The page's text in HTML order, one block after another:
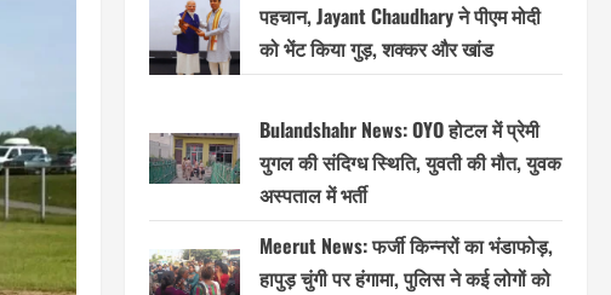
पहचान, Jayant Chaudhary ने पीएम मोदी
को भेंट किया गुड़, शक्कर और खांड
Bulandshahr News: OYO होटल में प्रेमी
युगल की संदिग्ध स्थिति, युवती की मौत, युवक
अस्पताल में भर्ती
Meerut News: फर्जी किन्नरों का भंडाफोड़,
हापुड़ चुंगी पर हंगामा, पुलिस ने कई लोगों को